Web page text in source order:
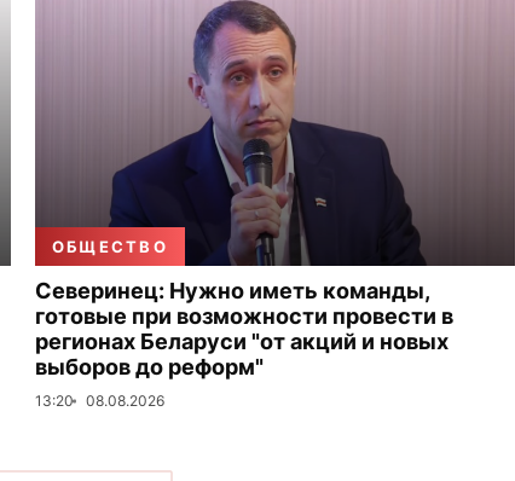
ОБЩЕСТВО
Северинец: Нужно иметь команды,
готовые при возможности провести в
регионах Беларуси "от акций и новых
выборов до реформ"
13:20 08.08.2026